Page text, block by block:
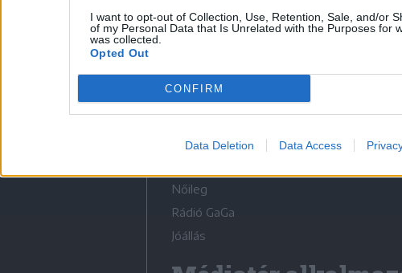
I want to opt-out of Collection, Use, Retention, Sale, and/or
of my Personal Data that Is Unrelated with the Purposes for
was collected.
Opted Out
CONFIRM
Data Deletion Data Access
Médiatér
Liget
Krónika
Bihari Napló
Erdélyi Napló
Nőileg
Rádió GaGa
Jóállás